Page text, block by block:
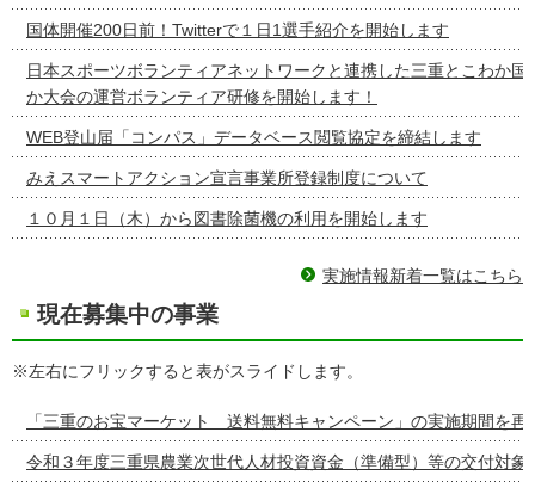
国体開催200日前！Twitterで１日1選手紹介を開始します
日本スポーツボランティアネットワークと連携した三重とこわか国
か大会の運営ボランティア研修を開始します！
WEB登山届「コンパス」データベース閲覧協定を締結します
みえスマートアクション宣言事業所登録制度について
１０月１日（木）から図書除菌機の利用を開始します
実施情報新着一覧はこちら
現在募集中の事業
※左右にフリックすると表がスライドします。
「三重のお宝マーケット 送料無料キャンペーン」の実施期間を再
令和３年度三重県農業次世代人材投資資金（準備型）等の交付対象